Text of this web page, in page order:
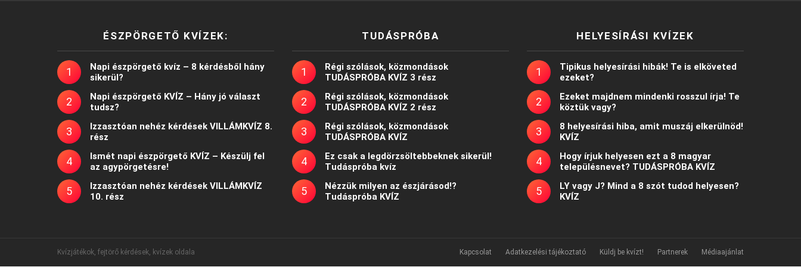
ÉSZPÖRGETŐ KVÍZEK:
Napi észpörgető kvíz – 8 kérdésből hány
sikerül?
Napi észpörgető KVÍZ – Hány jó választ
tudsz?
Izzasztóan nehéz kérdések VILLÁMKVÍZ 8.
rész
Ismét napi észpörgető KVÍZ – Készülj fel
az agypörgetésre!
Izzasztóan nehéz kérdések VILLÁMKVÍZ
10. rész
TUDÁSPRÓBA
Régi szólások, közmondások
TUDÁSPRÓBA KVÍZ 3 rész
Régi szólások, közmondások
TUDÁSPRÓBA KVÍZ 2 rész
Régi szólások, közmondások
TUDÁSPRÓBA KVÍZ
Ez csak a legdörzsöltebbeknek sikerül!
Tudáspróba kvíz
Nézzük milyen az észjárásod!?
Tudáspróba KVÍZ
HELYESÍRÁSI KVÍZEK
Tipikus helyesírási hibák! Te is elköveted
ezeket?
Ezeket majdnem mindenki rosszul írja! Te
köztük vagy?
8 helyesírási hiba, amit muszáj elkerülnöd!
KVÍZ
Hogy írjuk helyesen ezt a 8 magyar
településnevet? TUDÁSPRÓBA KVÍZ
LY vagy J? Mind a 8 szót tudod helyesen?
KVÍZ
Kvízjátékok, fejtörő kérdések, kvízek oldala Kapcsolat Adatkezelési tájékoztató Küldj be kvízt! Partnerek Médiaajánlat